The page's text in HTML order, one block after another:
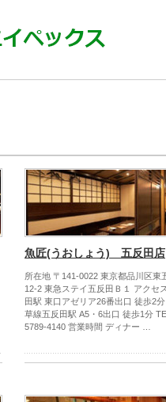
魚匠(うおしょう) 五反田店
所在地 〒141-0022 東京都品川区東
12-2 東急ステイ五反田Ｂ１ アクセ
田駅 東口アゼリア26番出口 徒歩2
草線五反田駅 A5・6出口 徒歩1分
5789-4140 営業時間 ディナー …